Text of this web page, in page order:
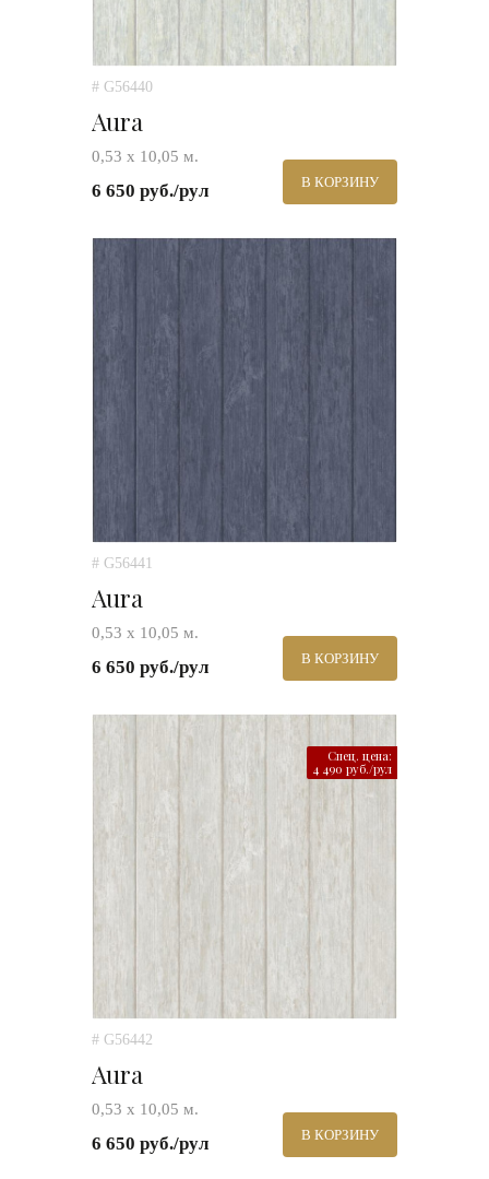
# G56440
Aura
0,53 х 10,05 м.
6 650 руб./рул В КОРЗИНУ
# G56441
Aura
0,53 х 10,05 м.
6 650 руб./рул В КОРЗИНУ
Спец. цена:
4 490 руб./рул
# G56442
Aura
0,53 х 10,05 м.
6 650 руб./рул В КОРЗИНУ